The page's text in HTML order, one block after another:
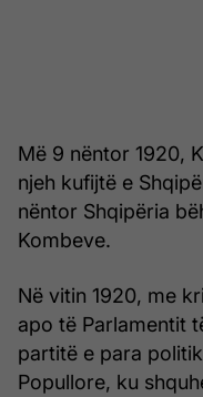
Më 9 nëntor 1920,
njeh kufijtë e
nëntor Shqipëria
Kombeve.
Në vitin 1920, me
apo të Parlamentit
partitë e para
Popullore, ku